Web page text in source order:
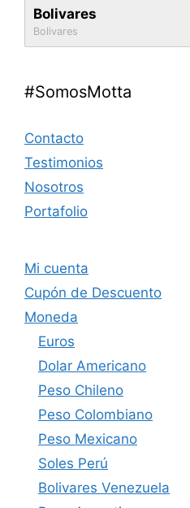
Bolivares
Bolivares
#SomosMotta
Contacto
Testimonios
Nosotros
Portafolio
Mi cuenta
Cupón de Descuento
Moneda
Euros
Dolar Americano
Peso Chileno
Peso Colombiano
Peso Mexicano
Soles Perú
Bolivares Venezuela